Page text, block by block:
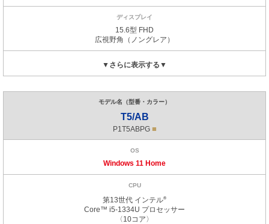
15.6型 FHD
広視野角
（ノングレア）
T5/AB
P1T5ABPG ■
Windows 11 Home
第13世代 インテル®
Core™ i5-1334U プロセッサー
〈10コア〉